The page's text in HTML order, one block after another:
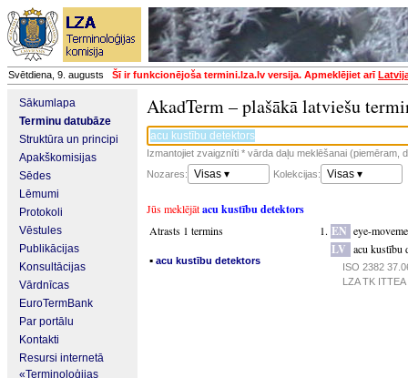
Svētdiena, 9. augusts Šī ir funkcionējoša termini.lza.lv versija. Apmeklējiet arī
Sākumlapa
Terminu datubāze
Struktūra un principi
Apakškomisijas
Sēdes
Lēmumi
Protokoli
Vēstules
Publikācijas
Konsultācijas
Vārdnīcas
EuroTermBank
Par portālu
Kontakti
Resursi internetā
«Terminoloģijas
AkadTerm – plašākā latviešu
Izmantojiet zvaigznīti * vārda daļu meklēšanai (piemēram,
Nozares:
Visas ▾ Kolekcijas: Visas ▾
Jūs meklējātacu kustību detektors
Atrasts 1 termins
▪ acu kustību detektors
EN eye-
LV acu kustību
ISO 2382
LZA TK